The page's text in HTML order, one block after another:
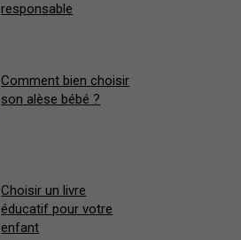
responsable
Comment bien choisir
son alèse bébé ?
Choisir un livre
éducatif pour votre
enfant